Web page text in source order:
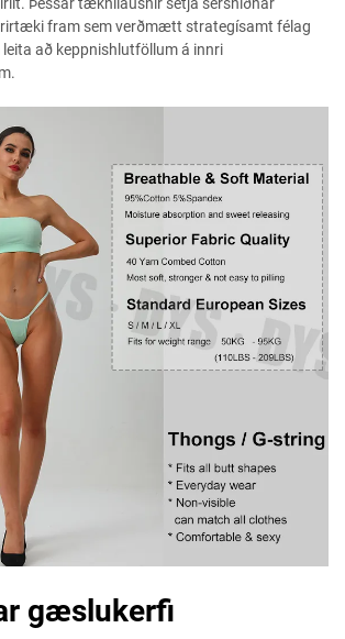
fram sem verðmætt strategísamt félag
að keppnishlutföllum á innri
gæslukerfi